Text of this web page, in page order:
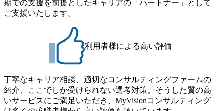
細な場所については参加者の方へ個別でご連絡いたしま
す。 コンサルファームにてマネージャー以上の職務を担当
BTIEMOnWUWREjOFLO1IL1KPEi4dgCbb Forbes JAPAN Bra
ndVoice Studio 「求めるのは、競争と連帯 。IT特化の急成長
ファーム・Dirbatoの社員支援」 https://forbesjapan.com/articles/
detail/69848 MyViision企業インタビュー① https://my-vision.co.
jp/consulting-firm/dirbato/interview01 MyViision企業インタビュ
ー② https://my-vision.co.jp/consulting-firm/dirbato/interview02 20
26年8月18日(火) 19:00開始～最長20:00終了 2026年8月13日
(木) 16:00 当日はDirbatoの現役トップコンサルタントが業界
動向を踏まえ、コンサルティング市場の最新トレンドをお
伝えいたします。コンサルティング業界への転職を迷われ
ている方や情報収集を行いたい方のご参加も歓迎です。更
期での支援を前提としたキャリアの「パートナー」として
ご支援いたします。
利用者様による高い評価
丁寧なキャリア相談、適切なコンサルティングファームの
紹介、ここでしか受けられない選考対策。そうした質の高
いサービスにご満足いただき、MyVisionコンサルティング